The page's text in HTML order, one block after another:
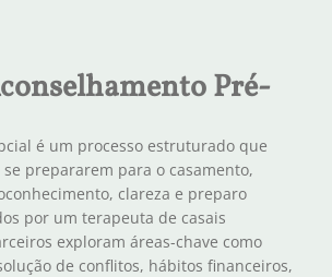
Pré-
é um processo estruturado que
prepararem para o casamento,
clareza e preparo
por um terapeuta de casais
exploram áreas-chave como
de conflitos, hábitos financeiros,